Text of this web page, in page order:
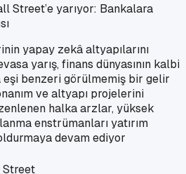
Street’e yarıyor: Bankalara
yapay zekâ altyapılarını
yarış, finans dünyasının kalbi
eşi benzeri görülmemiş bir gelir
ve altyapı projelerini
halka arzlar, yüksek
enstrümanları yatırım
devam ediyor
Street